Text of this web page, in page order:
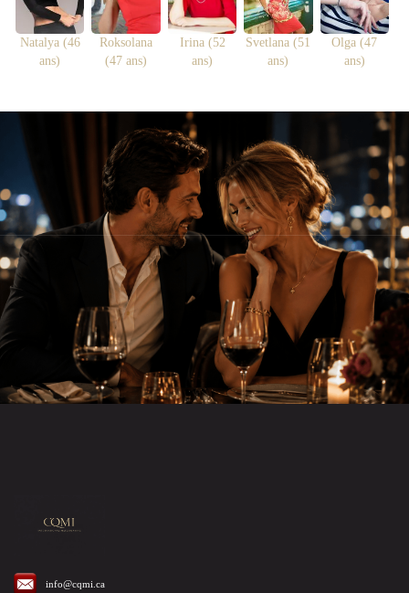
Natalya (46
ans)
Roksolana
(47 ans)
Irina (52
ans)
Svetlana (51
ans)
Olga (47
ans)
info@cqmi.ca